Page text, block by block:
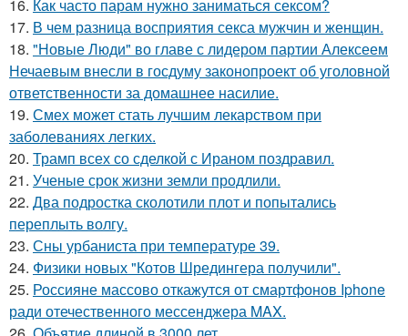
16. Как часто парам нужно заниматься сексом?
17. В чем разница восприятия секса мужчин и женщин.
18. "Новые Люди" во главе с лидером партии Алексеем
Нечаевым внесли в госдуму законопроект об уголовной
ответственности за домашнее насилие.
19. Смех может стать лучшим лекарством при
заболеваниях легких.
20. Трамп всех со сделкой с Ираном поздравил.
21. Ученые срок жизни земли продлили.
22. Два подростка сколотили плот и попытались
переплыть волгу.
23. Сны урбаниста при температуре 39.
24. Физики новых "Котов Шредингера получили".
25. Россияне массово откажутся от смартфонов Iphone
ради отечественного мессенджера MAX.